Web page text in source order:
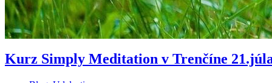
Kurz Simply Meditation v Trenčíne